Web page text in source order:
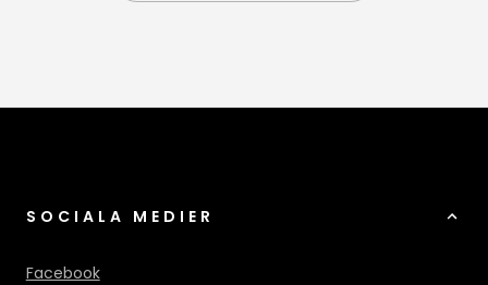
SOCIALA MEDIER
Facebook